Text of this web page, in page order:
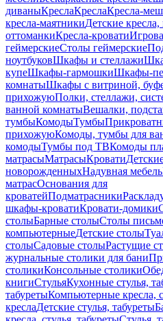
диваныКреслаКреслаКресла-
кресла-маятникиДетские
оттоманкиКресла-кровати
геймерскиеСтолы геймерские
ноутбуковШкафы и стеллажи
купеШкафы-гармошкиШкафы-
комнатыШкафы с витриной,
прихожуюПолки, стеллажи,
ванной комнатыВешалки,
тумбыКомодыТумбы
прихожуюКомоды, тумбы для
комодыТумбы под ТВКомоды
матрасыМатрасыКровати
новорожденныхНадувная мебель
матрасОснования для
кроватейПодматрасники
шкафы-кроватиКровати-домики
столыБарные столыСтолы
компьютерныеДетские столы
столыСадовые столыРастущие
журнальные столики для бани
столикиКонсольные столики
книгиСтульяКухонные стулья,
табуретыКомпьютерные кресла,
креслаДетские стулья, табуреты